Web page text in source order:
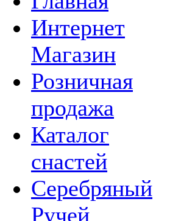
Интернет
Магазин
Розничная
продажа
Каталог
снастей
Серебряный
Ручей